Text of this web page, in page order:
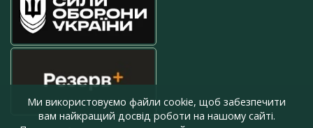
Ми використовуємо файли cookie, щоб забезпечити
вам найкращий досвід роботи на нашому сайті.